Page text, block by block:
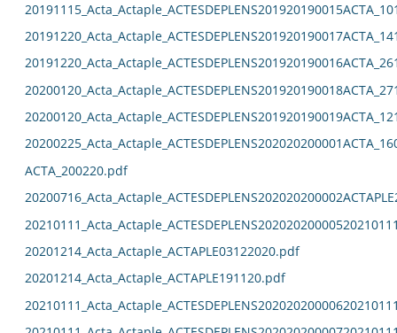
ACTA_200220.pdf
20201214_Acta_Actaple_ACTAPLE03122020.pdf
20201214_Acta_Actaple_ACTAPLE191120.pdf